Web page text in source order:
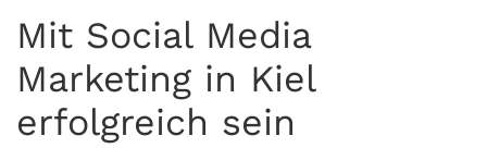
Mit Social Media
Marketing in Kiel
erfolgreich sein